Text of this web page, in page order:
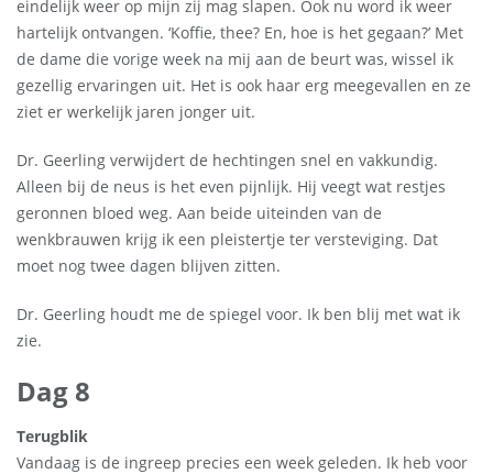
eindelijk weer op mijn zij mag slapen. Ook nu word ik weer
hartelijk ontvangen. ‘Koffie, thee? En, hoe is het gegaan?’ Met
de dame die vorige week na mij aan de beurt was, wissel ik
gezellig ervaringen uit. Het is ook haar erg meegevallen en ze
ziet er werkelijk jaren jonger uit.
Dr. Geerling verwijdert de hechtingen snel en vakkundig.
Alleen bij de neus is het even pijnlijk. Hij veegt wat restjes
geronnen bloed weg. Aan beide uiteinden van de
wenkbrauwen krijg ik een pleistertje ter versteviging. Dat
moet nog twee dagen blijven zitten.
Dr. Geerling houdt me de spiegel voor. Ik ben blij met wat ik
zie.
Dag 8
Terugblik
Vandaag is de ingreep precies een week geleden. Ik heb voor